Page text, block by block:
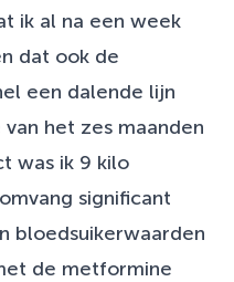
ik al na een week
dat ook de
een dalende lijn
het zes maanden
was ik 9 kilo
significant
bloedsuikerwaarden
de metformine